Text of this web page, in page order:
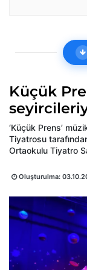
Küçük
‘Küçük Prens’
Tiyatrosu
Ortaokulu Tiyatro
Oluşturulma: